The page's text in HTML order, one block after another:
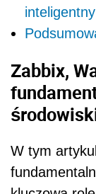
Zabbix,
W tym